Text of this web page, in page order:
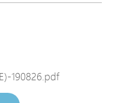
190826.pdf